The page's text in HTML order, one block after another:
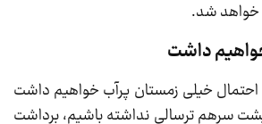
خواهد شد.
داشت
احتمال خیلی زمستان پرآب خواهیم داشت
سرهم ترسالی نداشته باشیم، برداشت